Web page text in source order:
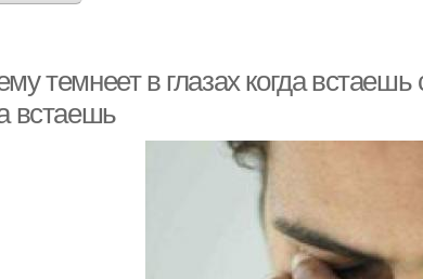
темнеет в глазах когда
встаешь